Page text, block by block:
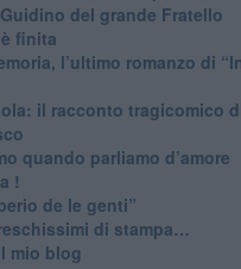
del grande Fratello
finita
l’ultimo romanzo di
il racconto tragicomico
quando parliamo d’amore
!
de le genti”
di stampa…
mio blog